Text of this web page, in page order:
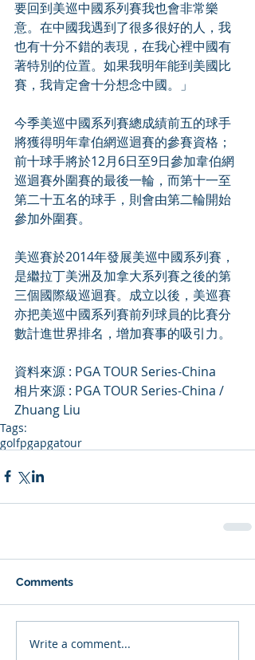
要回到美巡中國系列賽我也會非常樂
意。在中國我遇到了很多很好的人，我
也有十分不錯的表現，在我心裡中國有
著特別的位置。如果我明年能到美國比
賽，我肯定會十分想念中國。」
今季美巡中國系列賽總成績前五的球手
將獲得明年韋伯網巡迴賽的參賽資格；
前十球手將於12月6日至9日參加韋伯網
巡迴賽外圍賽的最後一輪，而第十一至
第二十五名的球手，則會由第二輪開始
參加外圍賽。
美巡賽於2014年發展美巡中國系列賽，
是繼拉丁美洲及加拿大系列賽之後的第
三個國際級巡迴賽。成立以後，美巡賽
亦把美巡中國系列賽前列球員的比賽分
數計進世界排名，增加賽事的吸引力。
資料來源 : PGA TOUR Series-China
相片來源 : PGA TOUR Series-China /
Zhuang Liu
Tags:
golfpgapgatour
Comments
Write a comment...